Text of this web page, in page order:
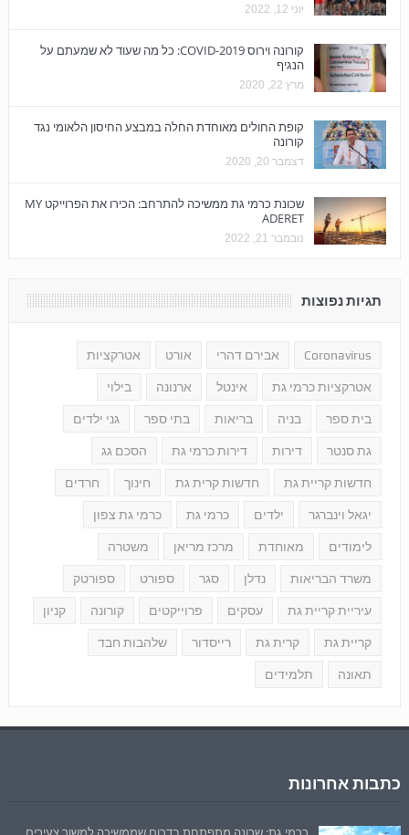
יוני 12, 2022
קורונה וירוס COVID-2019: כל מה שעוד לא שמעתם על
הנגיף
מרץ 22, 2020
קופת החולים מאוחדת החלה במבצע החיסון הלאומי נגד
קורונה
דצמבר 20, 2020
שכונת כרמי גת ממשיכה להתרחב: הכירו את הפרוייקט MY
ADERET
נובמבר 21, 2022
תגיות נפוצות
Coronavirus אבירם דהרי אורט אטרקציות
אטרקציות כרמי גת אינטל ארנונה בילוי
בית ספר בניה בריאות בתי ספר גני ילדים
גת סנטר דירות דירות כרמי גת הסכם גג
חדשות קריית גת חדשות קרית גת חינוך חרדים
יגאל וינברגר ילדים כרמי גת כרמי גת צפון
לימודים מאוחדת מרכז מריאן משטרה
משרד הבריאות נדלן סגר ספורט ספורטק
עיריית קריית גת עסקים פרוייקטים קורונה קניון
קריית גת קרית גת רייסדור שלהבות חבד
תאונה תלמידים
כתבות אחרונות